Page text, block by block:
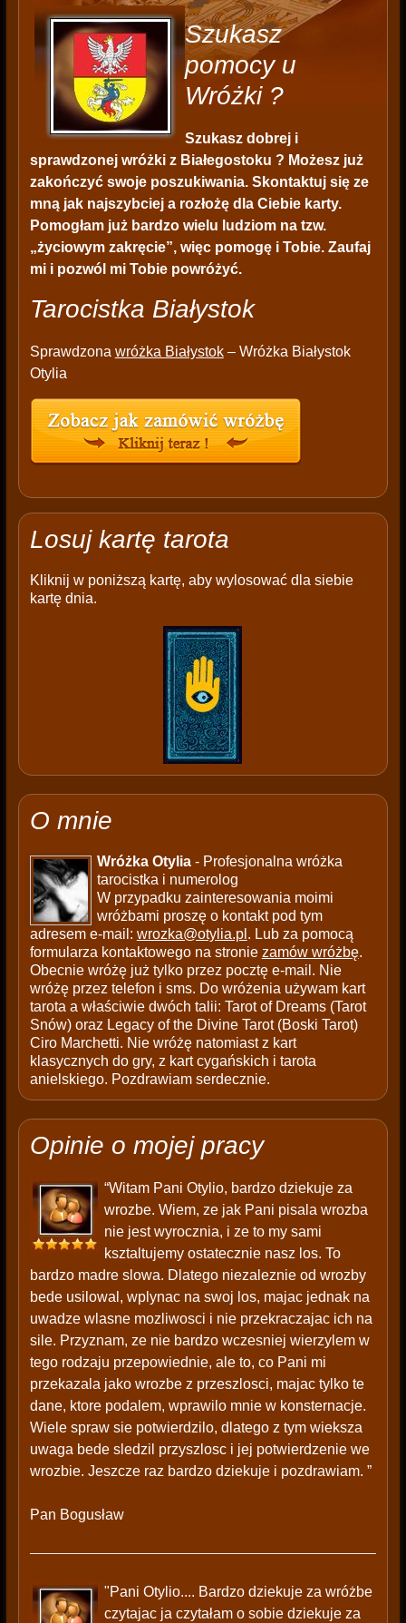
Szukasz
pomocy u
Wróżki ?
Szukasz dobrej i
sprawdzonej wróżki z Białegostoku ? Możesz już
zakończyć swoje poszukiwania. Skontaktuj się ze
mną jak najszybciej a rozłożę dla Ciebie karty.
Pomogłam już bardzo wielu ludziom na tzw.
„życiowym zakręcie”, więc pomogę i Tobie. Zaufaj
mi i pozwól mi Tobie powróżyć.
Tarocistka Białystok
Sprawdzona wróżka Białystok– Wróżka Białystok
Otylia
Losuj kartę tarota
Kliknij w poniższą kartę, aby wylosować dla siebie
kartę dnia.
O mnie
Wróżka Otylia- Profesjonalna wróżka
tarocistka i numerolog
W przypadku zainteresowania moimi
wróżbami proszę o kontakt pod tym
adresem e-mail: wrozka@otylia.pl . Lub za pomocą
formularza kontaktowego na stronie zamów wróżbę.
Obecnie wróżę już tylko przez pocztę e-mail. Nie
wróżę przez telefon i sms. Do wróżenia używam kart
tarota a właściwie dwóch talii: Tarot of Dreams (Tarot
Snów) oraz Legacy of the Divine Tarot (Boski Tarot)
Ciro Marchetti. Nie wróżę natomiast z kart
klasycznych do gry, z kart cygańskich i tarota
anielskiego. Pozdrawiam serdecznie.
Opinie o mojej pracy
“Witam Pani Otylio, bardzo dziekuje za
wrozbe. Wiem, ze jak Pani pisala wrozba
nie jest wyrocznia, i ze to my sami
ksztaltujemy ostatecznie nasz los. To
bardzo madre slowa. Dlatego niezaleznie od wrozby
bede usilowal, wplynac na swoj los, majac jednak na
uwadze wlasne mozliwosci i nie przekraczajac ich na
sile. Przyznam, ze nie bardzo wczesniej wierzylem w
tego rodzaju przepowiednie, ale to, co Pani mi
przekazala jako wrozbe z przeszlosci, majac tylko te
dane, ktore podalem, wprawilo mnie w konsternacje.
Wiele spraw sie potwierdzilo, dlatego z tym wieksza
uwaga bede sledzil przyszlosc i jej potwierdzenie we
wrozbie. Jeszcze raz bardzo dziekuje i pozdrawiam. ”
Pan Bogusław
"Pani Otylio.... Bardzo dziekuje za wróżbe
czytajac ja czytałam o sobie dziekuje za